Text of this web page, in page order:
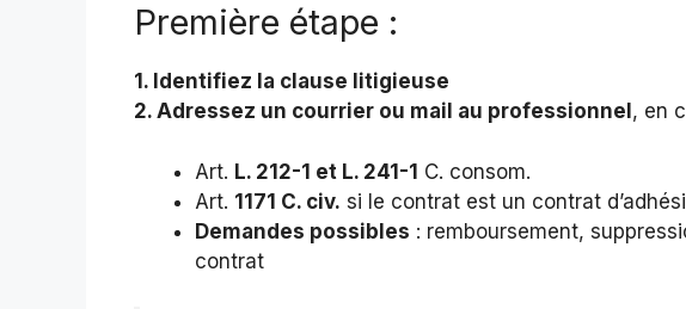
Première étape :
1. Identifiez la clause litigieuse
2. Adressez un courrier ou mail au professionnel , en
Art. L. 212-1 et L. 241-1 C. consom.
Art. 1171 C. civ. si le contrat est un contrat
Demandes possibles : remboursement,
contrat